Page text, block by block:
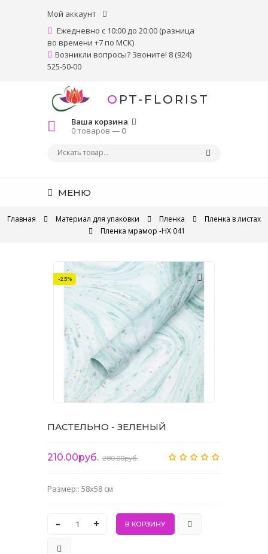
Мой аккаунт
Ежедневно с 10:00 до 20:00 (разница
во времени +7 по МСК)
Возникли вопросы? Звоните! 8 (924)
525-50-00
OPT-FLORIST
Ваша корзина
0 товаров —0
МЕНЮ
Главная Материал для упаковки Пленка
Пленка в листах
Пленка мрамор -HX 041
-25%
ПАСТЕЛЬНО - ЗЕЛЕНЫЙ
210.00руб. 280.00руб.
Размер:: 58x58 см
- +